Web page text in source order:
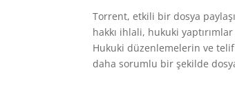
Torrent, etkili bir dosya
hakkı ihlali, hukuki
Hukuki düzenlemelerin ve
daha sorumlu bir şekilde